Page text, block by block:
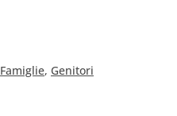
Famiglie, Genitori